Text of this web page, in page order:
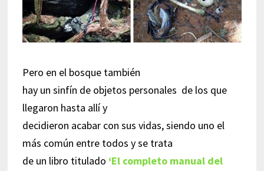
Pero en el bosque también
hay un sinfín de objetos personales de los que
llegaron hasta allí y
decidieron acabar con sus vidas, siendo uno el
más común entre todos y se trata
de un libro titulado ‘El completo manual del